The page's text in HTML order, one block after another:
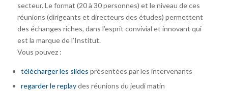
secteur. Le format (20 à 30 personnes) et le niveau de ces
réunions (dirigeants et directeurs des études) permettent
des échanges riches, dans l’esprit convivial et innovant qui
est la marque de l’Institut.
Vous pouvez :
télécharger les slides présentées par les intervenants
regarder le replaydes réunions du jeudi matin